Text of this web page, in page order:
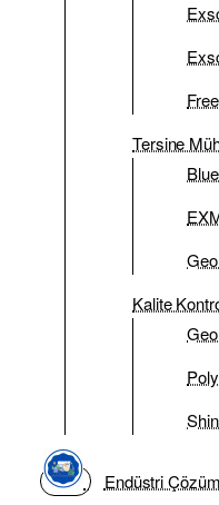
Tersine
Kalite
Endüstri